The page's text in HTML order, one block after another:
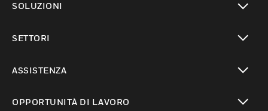
SOLUZIONI
SETTORI
ASSISTENZA
OPPORTUNITÀ DI LAVORO